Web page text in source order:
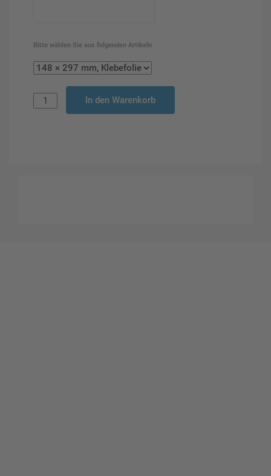
Bitte wählen Sie aus folgenden Artikeln
In den Warenkorb